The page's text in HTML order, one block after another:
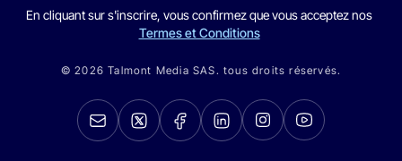
En cliquant sur s'inscrire, vous confirmez que vous acceptez nos
Termes et Conditions
© 2026 Talmont Media SAS. tous droits réservés.